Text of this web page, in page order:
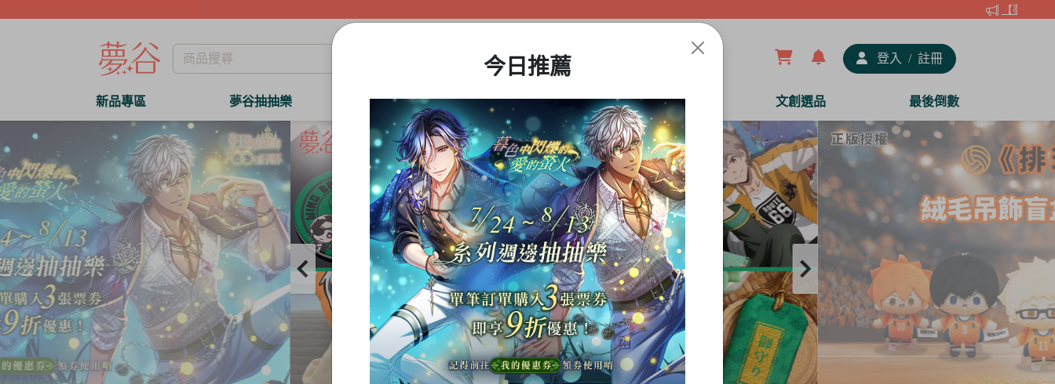
【夢谷
登入 / 註冊
新品專區 夢谷抽抽樂 盲盒公仔 動漫周邊 遊戲商品 文創選品 最後倒數
今日推薦